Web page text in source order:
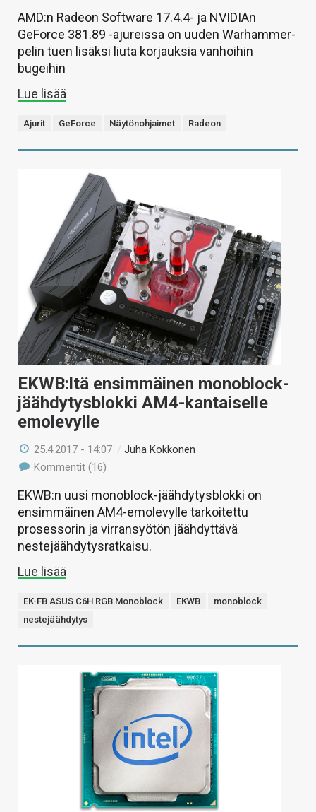
AMD:n Radeon Software 17.4.4- ja NVIDIAn
GeForce 381.89 -ajureissa on uuden Warhammer-
pelin tuen lisäksi liuta korjauksia vanhoihin
bugeihin
Lue lisää
Ajurit GeForce Näytönohjaimet Radeon
EKWB:ltä ensimmäinen monoblock-
jäähdytysblokki AM4-kantaiselle
emolevylle
25.4.2017 - 14:07 /Juha Kokkonen
Kommentit (16)
EKWB:n uusi monoblock-jäähdytysblokki on
ensimmäinen AM4-emolevylle tarkoitettu
prosessorin ja virransyötön jäähdyttävä
nestejäähdytysratkaisu.
Lue lisää
EK-FB ASUS C6H RGB Monoblock EKWB
monoblock
nestejäähdytys